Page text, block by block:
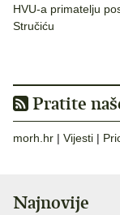
HVU-a primatelju
Stručiću
Pratite
morh.hr | Vijesti |
Najnovije